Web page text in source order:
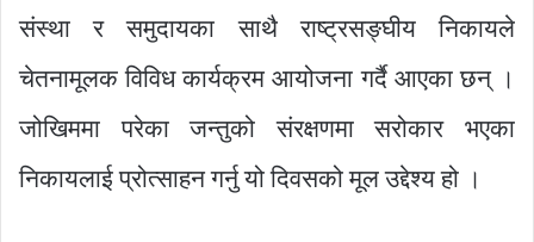
संस्था र समुदायका साथै राष्ट्रसङ्घीय निकायले
चेतनामूलक विविध कार्यक्रम आयोजना गर्दै आएका छन् ।
जोखिममा परेका जन्तुको संरक्षणमा सरोकार भएका
निकायलाई प्रोत्साहन गर्नु यो दिवसको मूल उद्देश्य हो ।